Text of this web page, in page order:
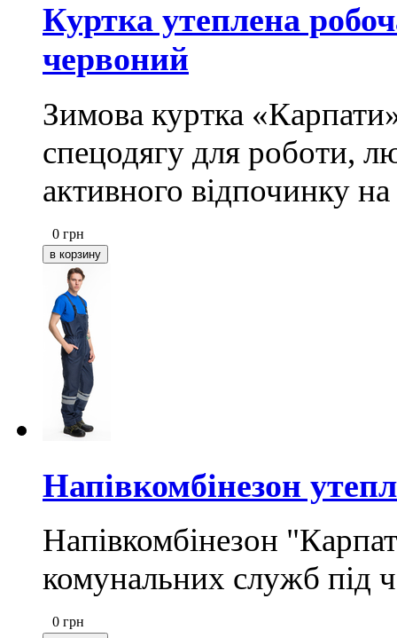
Куртка утеплена
червоний
Зимова куртка
спецодягу для роботи,
активного відпочинку
0 грн
Напівкомбінезон
Напівкомбінезон
комунальних служб під
0 грн